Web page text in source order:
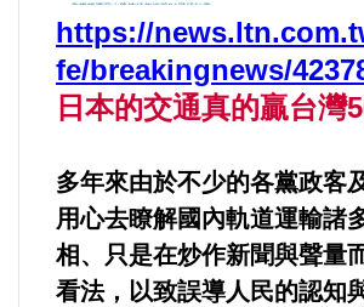
寵物/動保
健康/養生
https://
fe/breakingnews/
日本的交通真的贏台灣
多年來由於不少的各黨政客
用心去瞭解國內軌道運輸諸
相、只是在炒作新聞與聲量
看法，以致誤導人民的認知